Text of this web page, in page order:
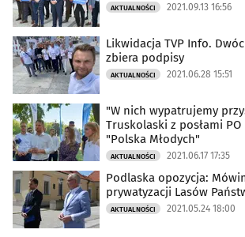
AKTUALNOŚCI 2021.09.13 16:56
Likwidacja TVP Info.
zbiera podpisy
AKTUALNOŚCI 2021.06.28 15:51
"W nich wypatrujemy
Truskolaski z posłami
"Polska Młodych"
AKTUALNOŚCI 2021.06.17 17:35
Podlaska opozycja:
prywatyzacji Lasów
AKTUALNOŚCI 2021.05.24 18:00